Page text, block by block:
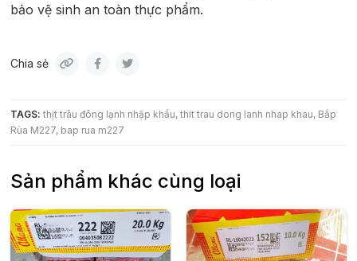
bảo vệ sinh an toàn thực phẩm.
Chia sẻ
TAGS: thịt trâu đông lạnh nhập khẩu thit trau dong lanh nhap khau Bắp
Rùa M227 bap rua m227
Sản phẩm khác cùng loại